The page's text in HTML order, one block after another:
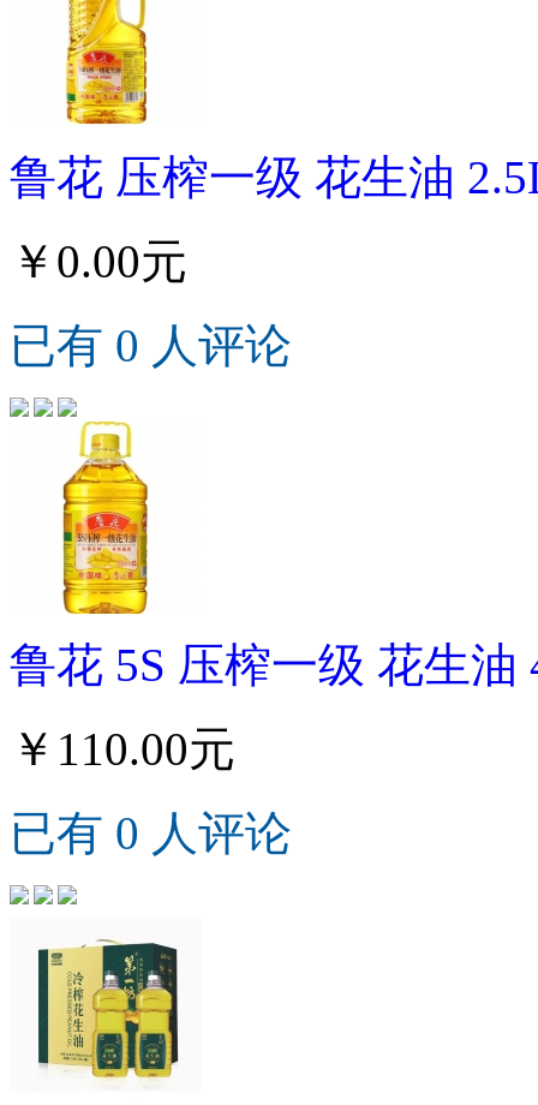
鲁花 压榨一级 花生油
￥0.00元
已有 0 人评论
鲁花 5S 压榨一级 花生油
￥110.00元
已有 0 人评论